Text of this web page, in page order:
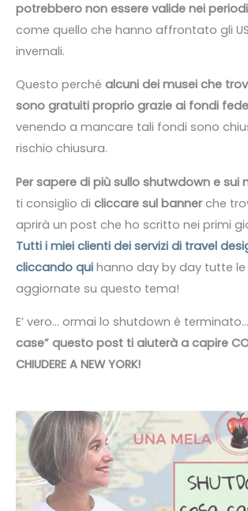
potrebbero non essere valide nei
come quello che hanno affrontato gli
invernali.
Questo perché alcuni dei musei che
sono gratuiti proprio grazie ai fondi
venendo a mancare tali fondi sono
rischio chiusura.
Per sapere di più sullo shutwdown e sui
ti consiglio di cliccare sul bannerche
aprirà un post che ho scritto nei primi
Tutti i miei clienti dei servizi di travel
cliccando qui hanno day by day tutte
aggiornate su questo tema!
E’ vero… ormai lo shutdown è
case” questo post ti aiuterà a capire
CHIUDERE A NEW YORK!